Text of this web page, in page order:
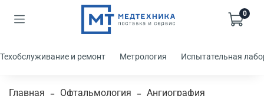
0
Техобслуживание и ремонт Метрология Испытательная
Главная Офтальмология Ангиография